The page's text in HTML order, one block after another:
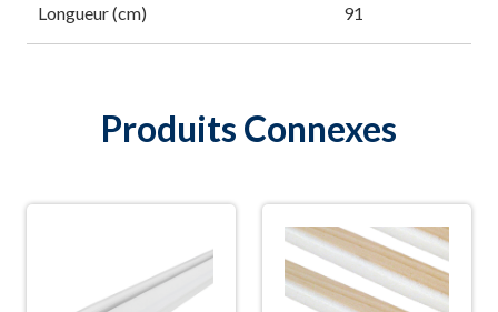
Longueur (cm) 91
Produits Connexes